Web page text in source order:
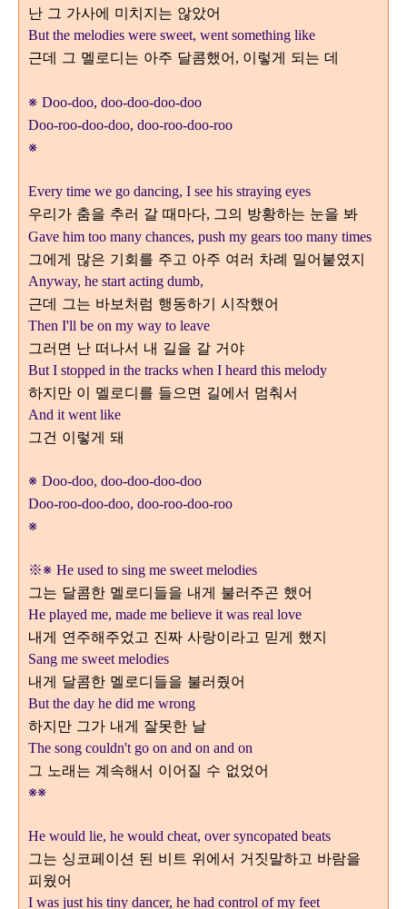
난 그 가사에 미치지는 않았어
But the melodies were sweet, went something like
근데 그 멜로디는 아주 달콤했어, 이렇게 되는 데
※ Doo-doo, doo-doo-doo-doo
Doo-roo-doo-doo, doo-roo-doo-roo
※
Every time we go dancing, I see his straying eyes
우리가 춤을 추러 갈 때마다, 그의 방황하는 눈을 봐
Gave him too many chances, push my gears too many times
그에게 많은 기회를 주고 아주 여러 차례 밀어붙였지
Anyway, he start acting dumb,
근데 그는 바보처럼 행동하기 시작했어
Then I'll be on my way to leave
그러면 난 떠나서 내 길을 갈 거야
But I stopped in the tracks when I heard this melody
하지만 이 멜로디를 들으면 길에서 멈춰서
And it went like
그건 이렇게 돼
※ Doo-doo, doo-doo-doo-doo
Doo-roo-doo-doo, doo-roo-doo-roo
※
※※ He used to sing me sweet melodies
그는 달콤한 멜로디들을 내게 불러주곤 했어
He played me, made me believe it was real love
내게 연주해주었고 진짜 사랑이라고 믿게 했지
Sang me sweet melodies
내게 달콤한 멜로디들을 불러줬어
But the day he did me wrong
하지만 그가 내게 잘못한 날
The song couldn't go on and on and on
그 노래는 계속해서 이어질 수 없었어
※※
He would lie, he would cheat, over syncopated beats
그는 싱코페이션 된 비트 위에서 거짓말하고 바람을
피웠어
I was just his tiny dancer, he had control of my feet